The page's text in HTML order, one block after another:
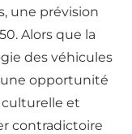
une prévision
Alors que la
des véhicules
une opportunité
culturelle et
contradictoire